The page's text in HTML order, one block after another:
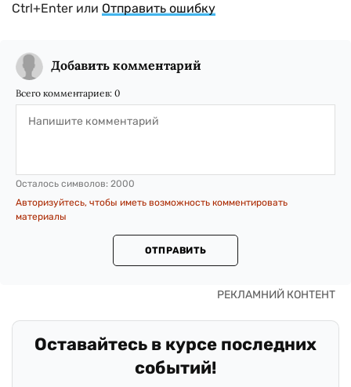
Ctrl+Enter или Отправить ошибку
Добавить комментарий
Всего комментариев: 0
Осталось символов: 2000
Авторизуйтесь, чтобы иметь возможность комментировать
материалы
ОТПРАВИТЬ
Оставайтесь в курсе последних
событий!